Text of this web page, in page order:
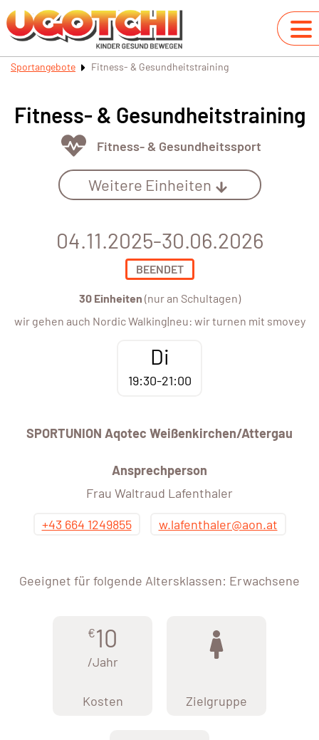
Sportangebote Fitness- & Gesundheitstraining
Fitness- & Gesundheitstraining
Fitness- & Gesundheitssport
Weitere Einheiten
04.11.2025-30.06.2026
BEENDET
30 Einheiten (nur an Schultagen)
wir gehen auch Nordic Walking|neu: wir turnen mit smovey
Di
19:30-21:00
SPORTUNION Aqotec Weißenkirchen/Attergau
Ansprechperson
Frau Waltraud Lafenthaler
+43 664 1249855
w.lafenthaler@aon.at
Geeignet für folgende Altersklassen: Erwachsene
€10
/Jahr
Kosten Zielgruppe